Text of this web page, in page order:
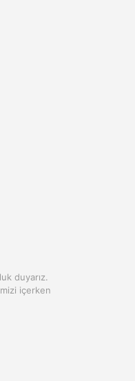
duyarız.
içerken